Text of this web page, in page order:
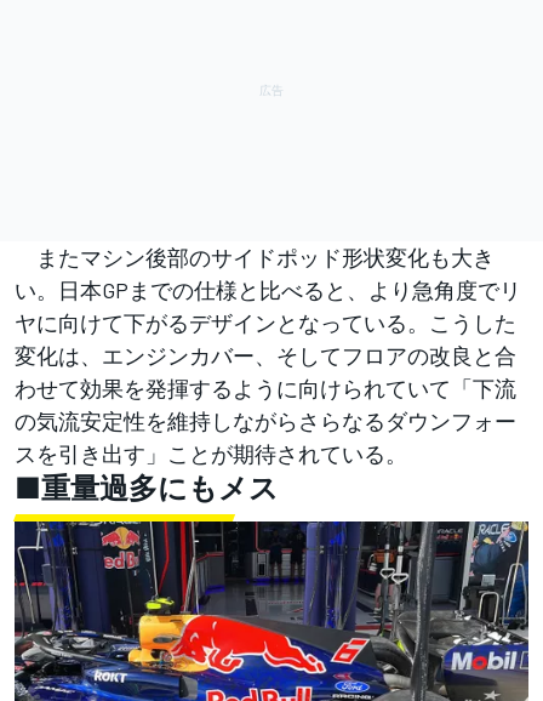
またマシン後部のサイドポッド形状変化も大き
い。日本GPまでの仕様と比べると、より急角度でリ
ヤに向けて下がるデザインとなっている。こうした
変化は、エンジンカバー、そしてフロアの改良と合
わせて効果を発揮するように向けられていて「下流
の気流安定性を維持しながらさらなるダウンフォー
スを引き出す」ことが期待されている。
■重量過多にもメス